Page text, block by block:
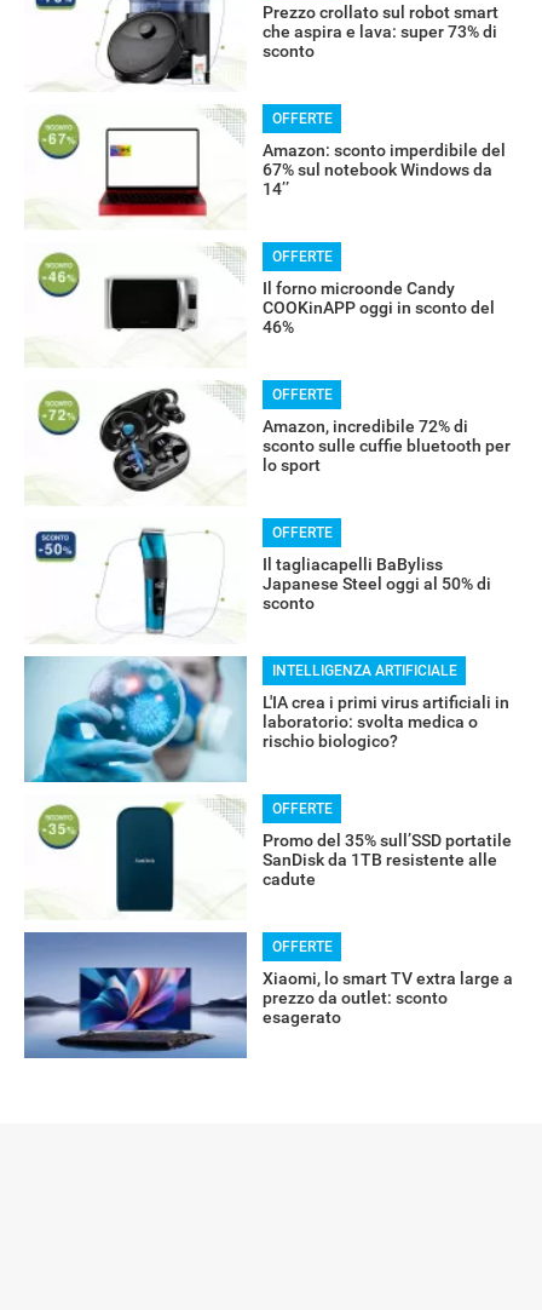
Prezzo crollato sul robot smart
che aspira e lava: super 73% di
sconto
OFFERTE
Amazon: sconto imperdibile del
67% sul notebook Windows da
14’’
OFFERTE
Il forno microonde Candy
COOKinAPP oggi in sconto del
46%
OFFERTE
Amazon, incredibile 72% di
sconto sulle cuffie bluetooth per
lo sport
OFFERTE
Il tagliacapelli BaByliss
Japanese Steel oggi al 50% di
sconto
INTELLIGENZA ARTIFICIALE
L'IA crea i primi virus artificiali in
laboratorio: svolta medica o
rischio biologico?
OFFERTE
Promo del 35% sull’SSD portatile
SanDisk da 1TB resistente alle
cadute
OFFERTE
Xiaomi, lo smart TV extra large a
prezzo da outlet: sconto
esagerato